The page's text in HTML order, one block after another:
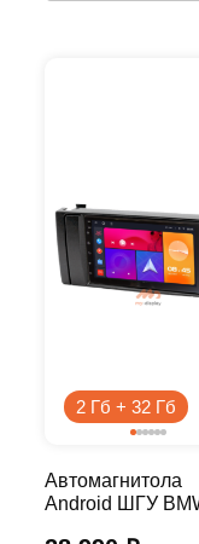
2 Гб + 32 Гб
Автомагнитола
Android ШГУ